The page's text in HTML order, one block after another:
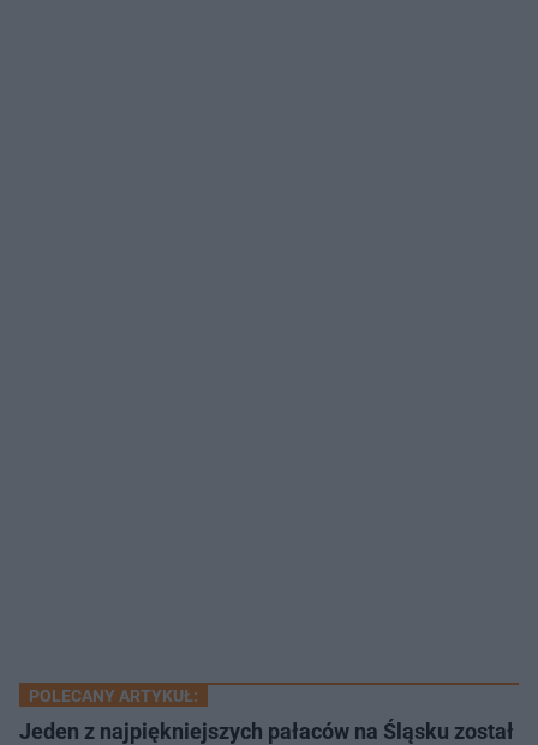
POLECANY ARTYKUŁ:
Jeden z najpiękniejszych pałaców na Śląsku został